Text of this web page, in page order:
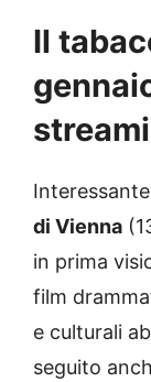
Il
di Vienna
in prima
film
e culturali
seguito